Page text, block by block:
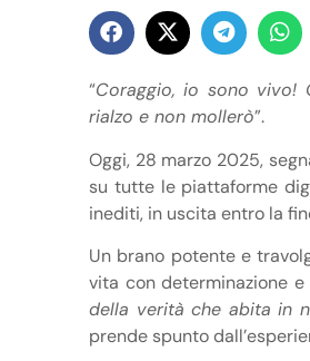
“Coraggio, io sono vivo!
rialzo e non mollerò”.
Oggi, 28 marzo 2025,
su tutte le piattaforme
inediti, in uscita entro la
Un brano potente e
vita con determinazione
della verità che abita in
prende spunto